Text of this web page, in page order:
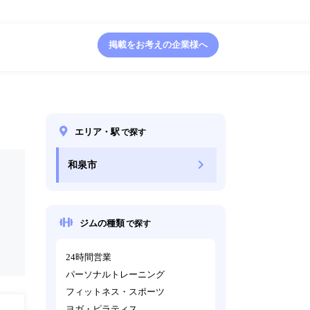
掲載をお考えの企業様へ
エリア・駅で探す
和泉市
ジムの種類で探す
24時間営業
パーソナルトレーニング
フィットネス・スポーツ